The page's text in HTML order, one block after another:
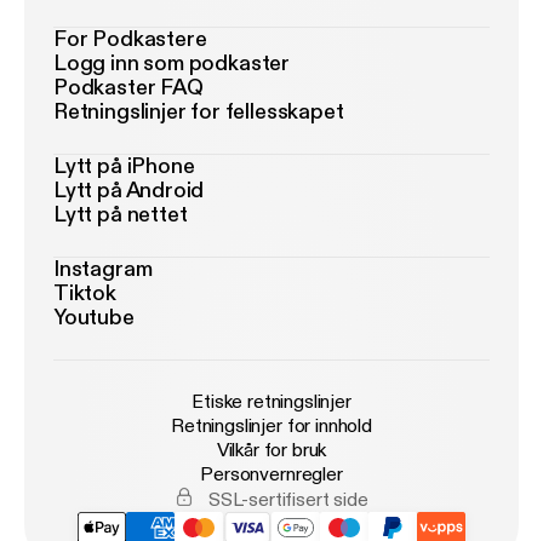
For Podkastere
Logg inn som podkaster
Podkaster FAQ
Retningslinjer for fellesskapet
Lytt på iPhone
Lytt på Android
Lytt på nettet
Instagram
Tiktok
Youtube
Etiske retningslinjer
Retningslinjer for innhold
Vilkår for bruk
Personvernregler
SSL-sertifisert side